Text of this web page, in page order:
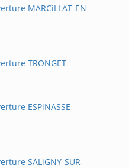
MARCiLLAT-EN-
TRONGET
ESPiNASSE-
SALiGNY-SUR-